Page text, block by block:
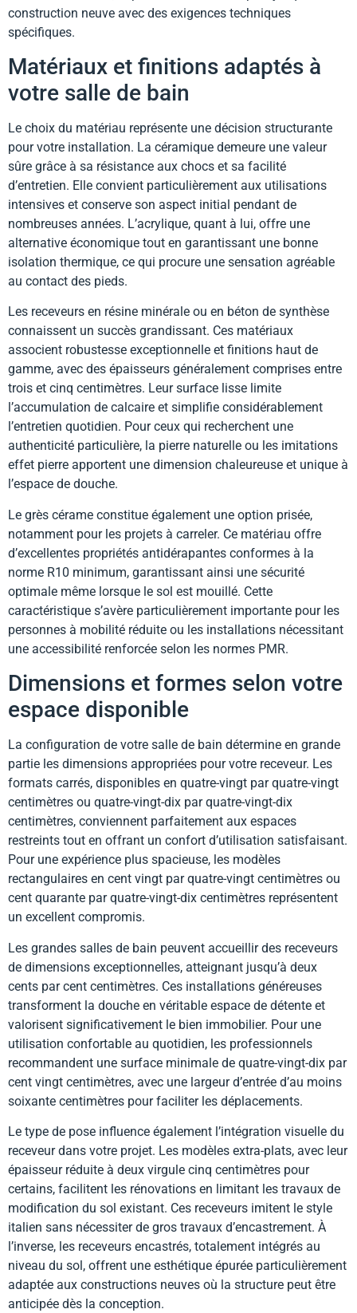
construction neuve avec des exigences techniques
spécifiques.
Matériaux et finitions adaptés à
votre salle de bain
Le choix du matériau représente une décision structurante
pour votre installation. La céramique demeure une valeur
sûre grâce à sa résistance aux chocs et sa facilité
d’entretien. Elle convient particulièrement aux utilisations
intensives et conserve son aspect initial pendant de
nombreuses années. L’acrylique, quant à lui, offre une
alternative économique tout en garantissant une bonne
isolation thermique, ce qui procure une sensation agréable
au contact des pieds.
Les receveurs en résine minérale ou en béton de synthèse
connaissent un succès grandissant. Ces matériaux
associent robustesse exceptionnelle et finitions haut de
gamme, avec des épaisseurs généralement comprises entre
trois et cinq centimètres. Leur surface lisse limite
l’accumulation de calcaire et simplifie considérablement
l’entretien quotidien. Pour ceux qui recherchent une
authenticité particulière, la pierre naturelle ou les imitations
effet pierre apportent une dimension chaleureuse et unique à
l’espace de douche.
Le grès cérame constitue également une option prisée,
notamment pour les projets à carreler. Ce matériau offre
d’excellentes propriétés antidérapantes conformes à la
norme R10 minimum, garantissant ainsi une sécurité
optimale même lorsque le sol est mouillé. Cette
caractéristique s’avère particulièrement importante pour les
personnes à mobilité réduite ou les installations nécessitant
une accessibilité renforcée selon les normes PMR.
Dimensions et formes selon votre
espace disponible
La configuration de votre salle de bain détermine en grande
partie les dimensions appropriées pour votre receveur. Les
formats carrés, disponibles en quatre-vingt par quatre-vingt
centimètres ou quatre-vingt-dix par quatre-vingt-dix
centimètres, conviennent parfaitement aux espaces
restreints tout en offrant un confort d’utilisation satisfaisant.
Pour une expérience plus spacieuse, les modèles
rectangulaires en cent vingt par quatre-vingt centimètres ou
cent quarante par quatre-vingt-dix centimètres représentent
un excellent compromis.
Les grandes salles de bain peuvent accueillir des receveurs
de dimensions exceptionnelles, atteignant jusqu’à deux
cents par cent centimètres. Ces installations généreuses
transforment la douche en véritable espace de détente et
valorisent significativement le bien immobilier. Pour une
utilisation confortable au quotidien, les professionnels
recommandent une surface minimale de quatre-vingt-dix par
cent vingt centimètres, avec une largeur d’entrée d’au moins
soixante centimètres pour faciliter les déplacements.
Le type de pose influence également l’intégration visuelle du
receveur dans votre projet. Les modèles extra-plats, avec leur
épaisseur réduite à deux virgule cinq centimètres pour
certains, facilitent les rénovations en limitant les travaux de
modification du sol existant. Ces receveurs imitent le style
italien sans nécessiter de gros travaux d’encastrement. À
l’inverse, les receveurs encastrés, totalement intégrés au
niveau du sol, offrent une esthétique épurée particulièrement
adaptée aux constructions neuves où la structure peut être
anticipée dès la conception.